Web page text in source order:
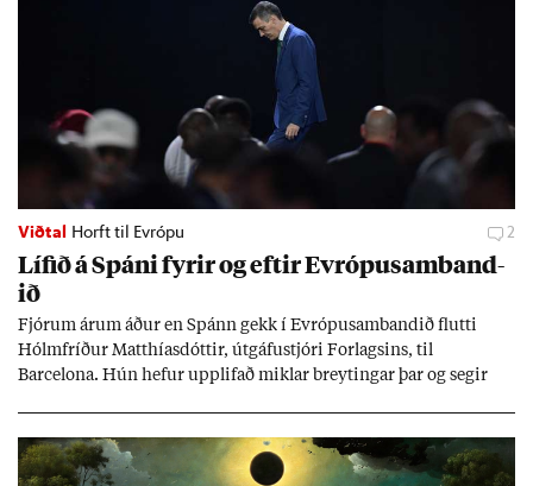
Viðtal Horft til Evrópu 2
Líf­ið á Spáni fyr­ir og eft­ir Evr­ópu­sam­band­
ið
Fjór­um ár­um áð­ur en Spánn gekk í Evr­ópu­sam­band­ið flutti
Hólm­fríð­ur Matth­ías­dótt­ir, út­gáfu­stjóri For­lags­ins, til
Barcelona. Hún hef­ur upp­lif­að mikl­ar breyt­ing­ar þar og seg­ir
jafnt sem styrkj­um til menn­ing­ar­mála. Þá hafi katalónsk­an hlot­
ið með­byr.